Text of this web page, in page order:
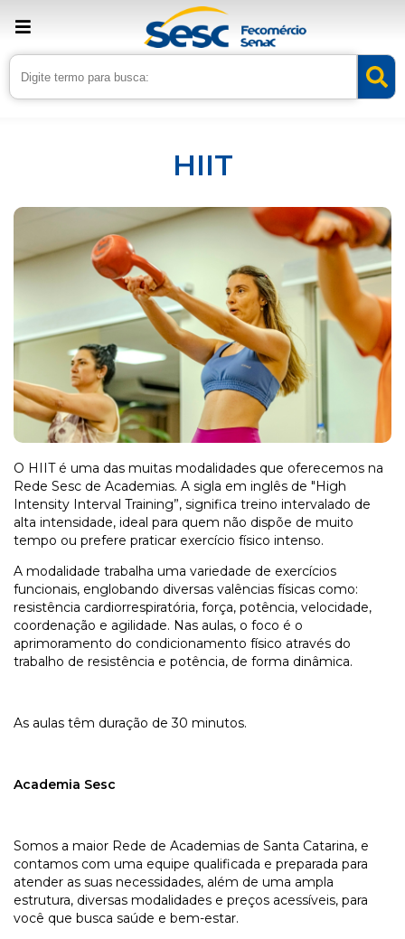
Inicio Serviços HIIT
HIIT
O HIIT é uma das muitas modalidades que oferecemos na
Rede Sesc de Academias. A sigla em inglês de "High
Intensity Interval Training”, significa treino intervalado de
alta intensidade, ideal para quem não dispõe de muito
tempo ou prefere praticar exercício físico intenso.
A modalidade trabalha uma variedade de exercícios
funcionais, englobando diversas valências físicas como:
resistência cardiorrespiratória, força, potência, velocidade,
coordenação e agilidade. Nas aulas, o foco é o
aprimoramento do condicionamento físico através do
trabalho de resistência e potência, de forma dinâmica.
As aulas têm duração de 30 minutos.
Academia Sesc
Somos a maior Rede de Academias de Santa Catarina, e
contamos com uma equipe qualificada e preparada para
atender as suas necessidades, além de uma ampla
estrutura, diversas modalidades e preços acessíveis, para
você que busca saúde e bem-estar.